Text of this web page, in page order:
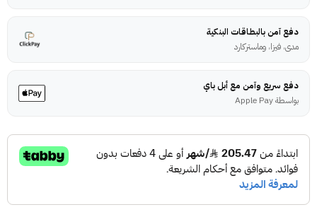
دفع آمن بالبطاقات البنكية
مدى، فيزا، وماستركارد
دفع سريع وآمن مع أبل باي
بواسطة Apple Pay